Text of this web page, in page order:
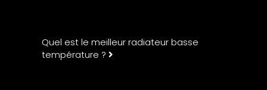
Quel est le meilleur radiateur basse
température ?